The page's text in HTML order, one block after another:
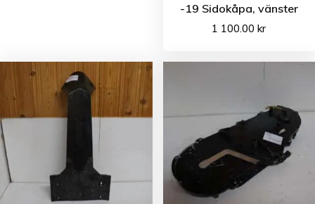
-19 Sidokåpa, vänster
1 100.00kr